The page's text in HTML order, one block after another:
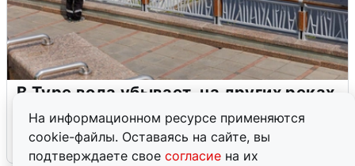
На информационном ресурсе применяются
cookie-файлы. Оставаясь на сайте, вы
подтверждаете свое согласие на их
В Туре вода убывает, на других реках
области прибывает
4 августа 0